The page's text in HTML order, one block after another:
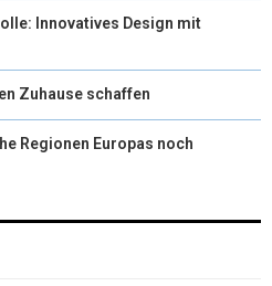
Innovatives Design mit
Zuhause schaffen
Regionen Europas noch